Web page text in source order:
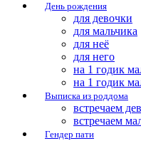
День рождения
для девочки
для мальчика
для неё
для него
на 1 годик
на 1 годик
Выписка из роддома
встречаем
встречаем
Гендер пати